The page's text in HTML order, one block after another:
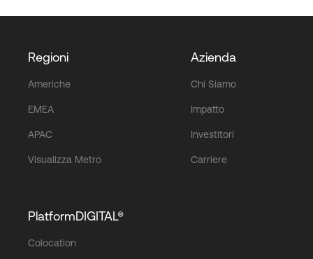
Regioni
Americhe
EMEA
APAC
Visualizza Metro
Azienda
Chi Siamo
Impatto
Investitori
Carriere
PlatformDIGITAL®
Colocation